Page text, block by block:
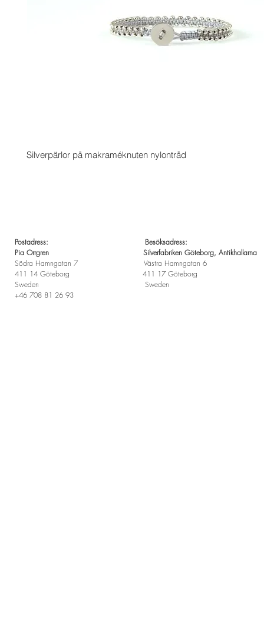
Silverpärlor på makraméknuten nylontråd
Postadress: Besöksadress:
Pia Orrgren Silverfabriken Göteborg, Antikhallarna
Södra Hamngatan 7 Västra Hamngatan 6
411 14 Göteborg 411 17 Göteborg
Sweden Sweden
+46 708 81 26 93